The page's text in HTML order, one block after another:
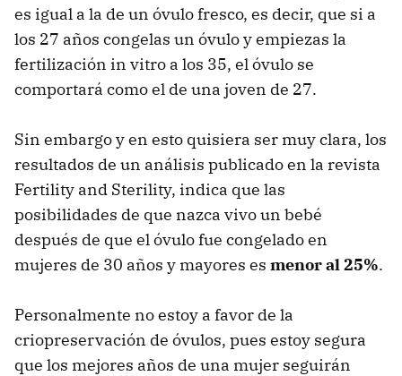
es igual a la de un óvulo fresco, es decir, que si a
los 27 años congelas un óvulo y empiezas la
fertilización in vitro a los 35, el óvulo se
comportará como el de una joven de 27.
Sin embargo y en esto quisiera ser muy clara, los
resultados de un análisis publicado en la revista
Fertility and Sterility, indica que las
posibilidades de que nazca vivo un bebé
después de que el óvulo fue congelado en
mujeres de 30 años y mayores es menor al 25%.
Personalmente no estoy a favor de la
criopreservación de óvulos, pues estoy segura
que los mejores años de una mujer seguirán